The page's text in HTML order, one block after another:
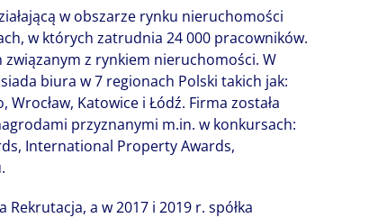
w obszarze rynku nieruchomości
w których zatrudnia 24 000 pracowników.
związanym z rynkiem nieruchomości. W
biura w 7 regionach Polski takich jak:
Katowice i Łódź. Firma została
przyznanymi m.in. w konkursach:
International Property Awards,
a w 2017 i 2019 r. spółka